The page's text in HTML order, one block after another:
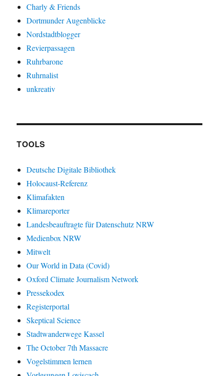
Charly & Friends
Dortmunder Augenblicke
Nordstadtblogger
Revierpassagen
Ruhrbarone
Ruhrnalist
unkreativ
TOOLS
Deutsche Digitale Bibliothek
Holocaust-Referenz
Klimafakten
Klimareporter
Landesbeauftragte für Datenschutz NRW
Medienbox NRW
Mitwelt
Our World in Data (Covid)
Oxford Climate Journalism Network
Pressekodex
Registerportal
Skeptical Science
Stadtwanderwege Kassel
The October 7th Massacre
Vogelstimmen lernen